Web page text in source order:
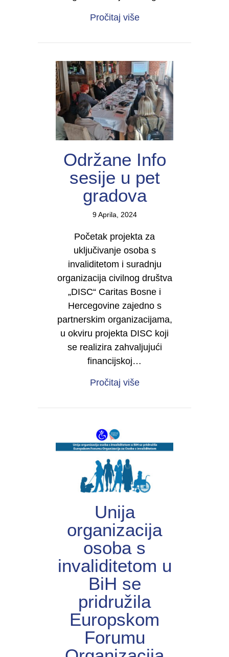
Pročitaj višeabout Trening za
Održane Info
sesije u pet
gradova
9 Aprila, 2024
Početak projekta za
uključivanje osoba s
invaliditetom i suradnju
organizacija civilnog društva
„DISC“ Caritas Bosne i
Hercegovine zajedno s
partnerskim organizacijama,
u okviru projekta DISC koji
se realizira zahvaljujući
financijskoj…
Pročitaj višeabout Održane Info
Unija
organizacija
osoba s
invaliditetom u
BiH se
pridružila
Europskom
Forumu